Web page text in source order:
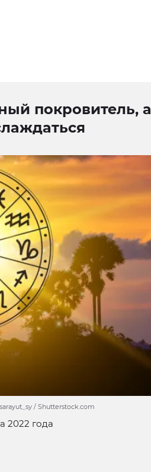
покровитель, а
/ Shutterstock.com
2022 года